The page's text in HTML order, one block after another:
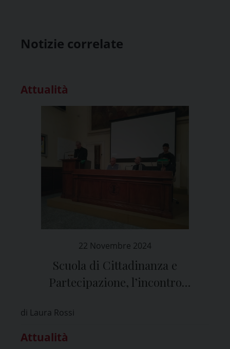
Notizie correlate
Attualità
22 Novembre 2024
Scuola di Cittadinanza e
Partecipazione, l’incontro
di Laura Rossi
Attualità